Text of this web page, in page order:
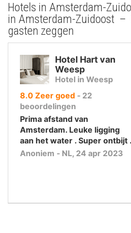
Hotels in Amsterdam-
in Amsterdam-Zuidoost –
gasten zeggen
Hotel Hart van
Weesp
Hotel in Weesp
8.0uit
10
,
Zeer goed ‐ 22
beoordelingen
Prima afstand van
Amsterdam. Leuke ligging
aan het water . Super ontbijt .
Anoniem ‐ NL, 24 apr 2023